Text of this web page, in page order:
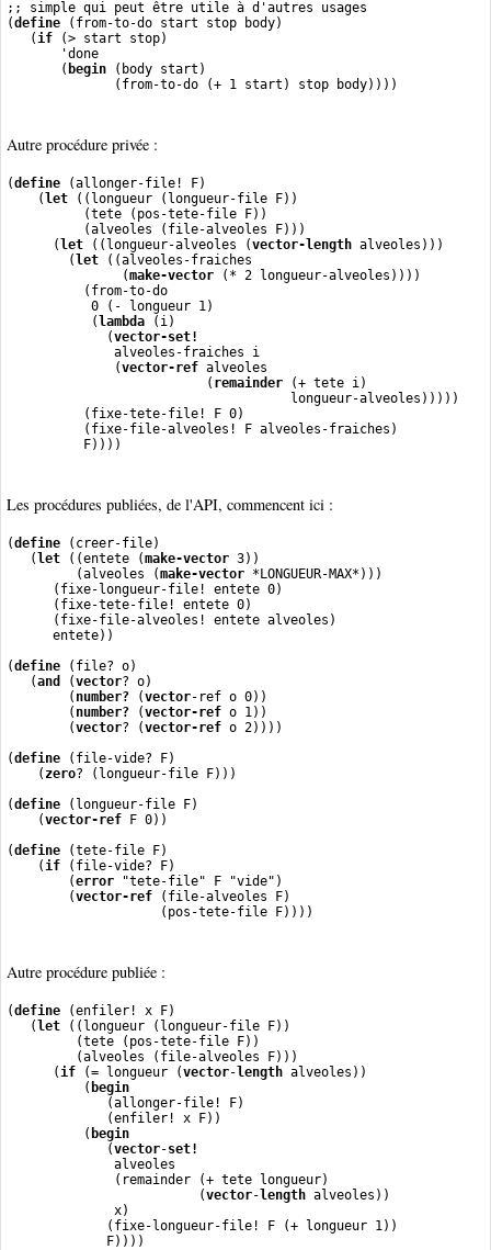
;; simple qui peut être utile à d'autres usages
(define (from-to-do start stop body)
   (
if (> start stop)
       'done
       (
begin (body start)
              (from-to-do (+ 1 start) stop body))))
Autre procédure privée :
(define (allonger-file! F)
    (
let ((longueur (longueur-file F))
          (tete (pos-tete-file F))
          (alveoles (file-alveoles F)))
      (
let ((longueur-alveoles (vector-length alveoles)))
        (
let ((alveoles-fraiches
               (
make-vector (* 2 longueur-alveoles))))
          (from-to-do
           0 (- longueur 1)
           (
lambda (i)
             (
vector-set!
              alveoles-fraiches i
              (
vector-ref alveoles
                          (
remainder (+ tete i)
                                     longueur-alveoles)))))
          (fixe-tete-file! F 0)
          (fixe-file-alveoles! F alveoles-fraiches)
          F))))
Les procédures publiées, de l'API, commencent ici :
(define (creer-file)
   (
let ((entete (make-vector 3))
         (alveoles (
make-vector *LONGUEUR-MAX*)))
      (fixe-longueur-file! entete 0)
      (fixe-tete-file! entete 0)
      (fixe-file-alveoles! entete alveoles)
      entete))
(define (file? o)
   (
and (vector? o)
        (
number? (vector-ref o 0))
        (
number? (vector-ref o 1))
        (
vector? (vector-ref o 2))))
(define (file-vide? F)
    (
zero? (longueur-file F)))
(define (longueur-file F)
    (
vector-ref F 0))
(define (tete-file F)
    (
if (file-vide? F)
        (
error "tete-file" F "vide")
        (
vector-ref (file-alveoles F)
                    (pos-tete-file F))))
Autre procédure publiée :
(define (enfiler! x F)
   (
let ((longueur (longueur-file F))
         (tete (pos-tete-file F))
         (alveoles (file-alveoles F)))
      (
if (= longueur (vector-length alveoles))
          (
begin
             (allonger-file! F)
             (enfiler! x F))
          (
begin
             (
vector-set!
              alveoles
              (remainder (+ tete longueur)
                         (
vector-length alveoles))
              x)
             (fixe-longueur-file! F (+ longueur 1))
             F))))